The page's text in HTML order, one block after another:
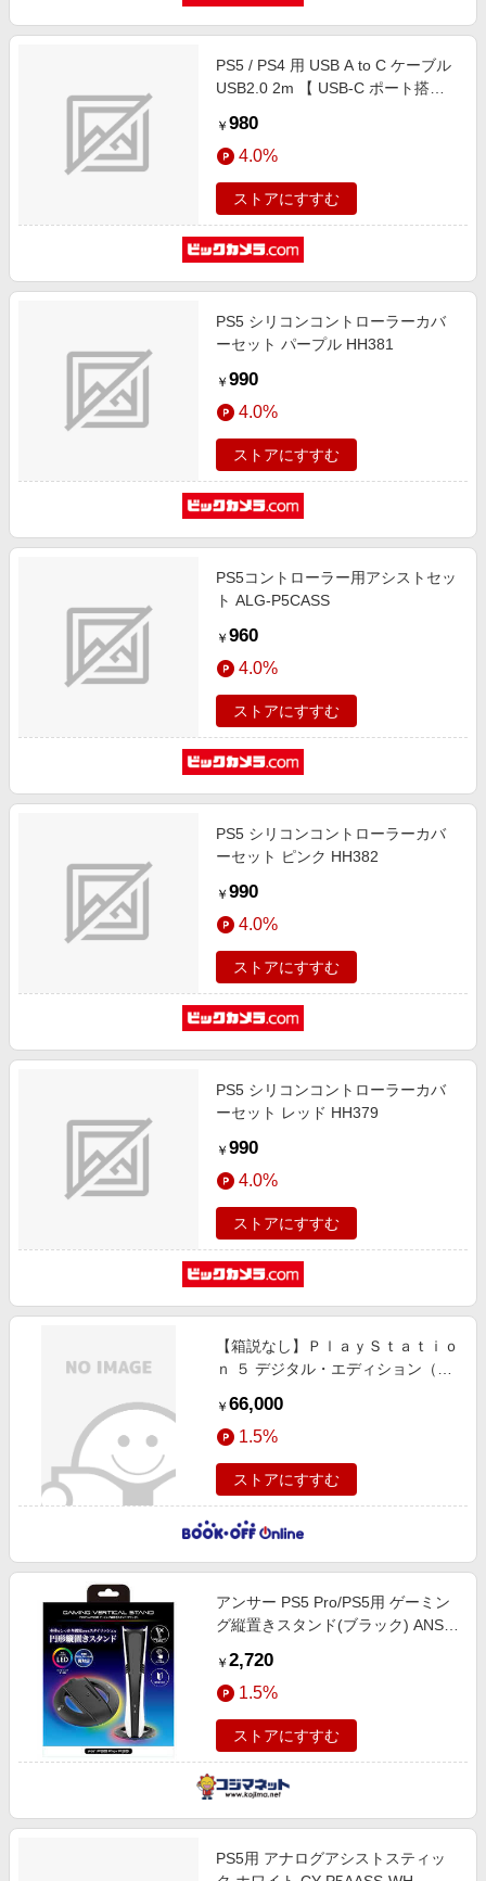
PS5 / PS4 用 USB A to C ケーブル
USB2.0 2m 【 USB-C ポート搭載
等対応 】 転送 充電ケーブル ブラ
ック ブラック GM-AC20BK
￥ 980
4.0%
ストアにすすむ
PS5 シリコンコントローラーカバ
ーセット パープル HH381
￥ 990
4.0%
ストアにすすむ
PS5コントローラー用アシストセッ
ト ALG-P5CASS
￥ 960
4.0%
ストアにすすむ
PS5 シリコンコントローラーカバ
ーセット ピンク HH382
￥ 990
4.0%
ストアにすすむ
PS5 シリコンコントローラーカバ
ーセット レッド HH379
￥ 990
4.0%
ストアにすすむ
【箱説なし】ＰｌａｙＳｔａｔｉｏ
ｎ ５ デジタル・エディション（ｍ
（ＣＦＩ２０００Ｂ０１）
￥ 66,000
1.5%
ストアにすすむ
アンサー PS5 Pro/PS5用 ゲーミン
グ縦置きスタンド(ブラック) ANS-
￥ 2,720
1.5%
ストアにすすむ
PS5用 アナログアシストスティッ